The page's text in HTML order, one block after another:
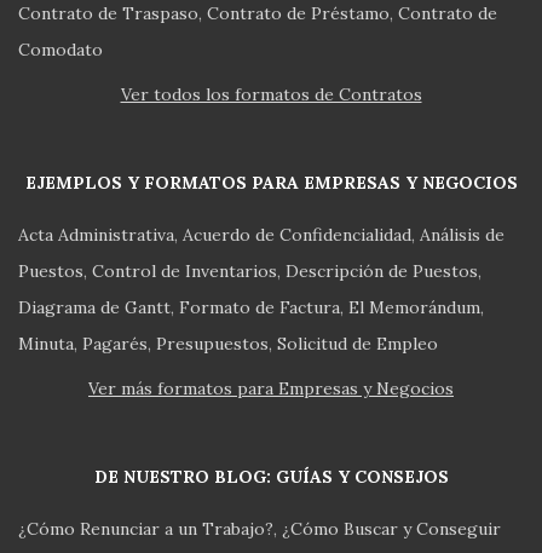
Contrato de Traspaso Contrato de Préstamo Contrato de
Comodato
Ver todos los formatos de Contratos
EJEMPLOS Y FORMATOS PARA EMPRESAS Y NEGOCIOS
Acta Administrativa Acuerdo de Confidencialidad Análisis de
Puestos Control de Inventarios Descripción de Puestos
Diagrama de Gantt Formato de Factura El Memorándum
Minuta Pagarés Presupuestos Solicitud de Empleo
Ver más formatos para Empresas y Negocios
DE NUESTRO BLOG: GUÍAS Y CONSEJOS
¿Cómo Renunciar a un Trabajo? ¿Cómo Buscar y Conseguir